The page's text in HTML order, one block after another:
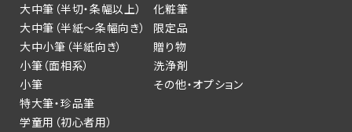
大中筆（半切・条幅以上）
大中筆（半紙～条幅向き）
大中小筆（半紙向き）
小筆（面相系）
小筆
特大筆・珍品筆
学童用（初心者用）
化粧筆
限定品
贈り物
洗浄剤
その他・オプション